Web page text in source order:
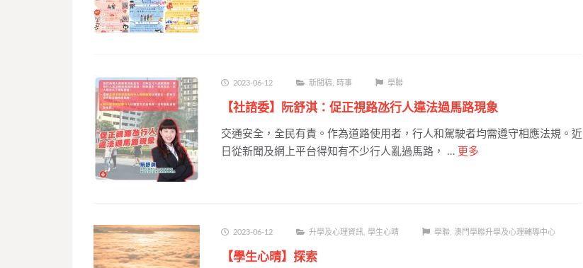
2023-06-12 新聞稿 時事 學聯
【社諮委】阮舒淇：促正視路氹行人違法過馬路現象
交通安全，全民有責。作為道路使用者，行人和駕駛者均需遵守相應法規。近
日從新聞及網上平台得知有不少行人亂過馬路， … 更多
2023-06-12 升學及心理資訊 學生心晴 學聯 澳門學聯升學及心理輔導中心
【學生心晴】探索